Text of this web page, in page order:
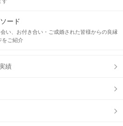
ード
い、お付き合い・ご成婚された皆様からの良縁
をご紹介
績